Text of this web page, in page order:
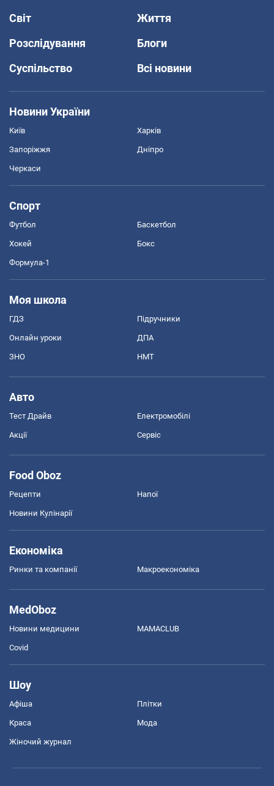
Світ
Життя
Розслідування
Блоги
Суспільство
Всі новини
Новини України
Київ Харків
Запоріжжя Дніпро
Черкаси
Спорт
Футбол Баскетбол
Хокей Бокс
Формула-1
Моя школа
ГДЗ Підручники
Онлайн уроки ДПА
ЗНО НМТ
Авто
Тест Драйв Електромобілі
Акції Сервіс
Food Oboz
Рецепти Напої
Новини Кулінарії
Економіка
Ринки та компанії Макроекономіка
MedOboz
Новини медицини MAMACLUB
Covid
Шоу
Афіша Плітки
Краса Мода
Жіночий журнал